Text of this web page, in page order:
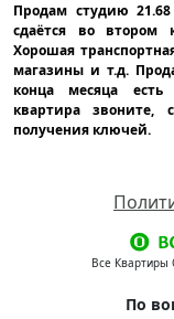
Продам студию
сдаётся во втором
Хорошая
магазины и т.д.
конца месяца есть
квартира звоните,
получения ключей.
Все Квартиры
По